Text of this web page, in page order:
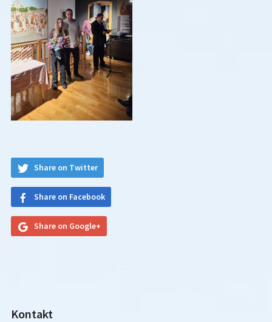
Share on Twitter
Share on Facebook
Share on Google+
Kontakt